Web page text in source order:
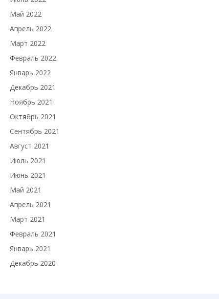
Май 2022
Апрель 2022
Март 2022
Февраль 2022
Январь 2022
Декабрь 2021
Ноябрь 2021
Октябрь 2021
Сентябрь 2021
Август 2021
Июль 2021
Июнь 2021
Май 2021
Апрель 2021
Март 2021
Февраль 2021
Январь 2021
Декабрь 2020